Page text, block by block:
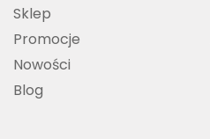
Sklep
Promocje
Nowości
Blog